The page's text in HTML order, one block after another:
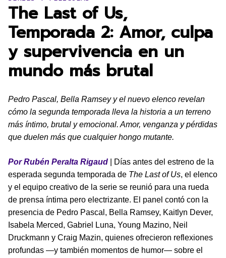
The Last of Us,
Temporada 2: Amor, culpa
y supervivencia en un
mundo más brutal
Pedro Pascal, Bella Ramsey y el nuevo elenco revelan
cómo la segunda temporada lleva la historia a un terreno
más íntimo, brutal y emocional. Amor, venganza y pérdidas
que duelen más que cualquier hongo mutante.
Por Rubén Peralta Rigaud | Días antes del estreno de la
esperada segunda temporada de The Last of Us, el elenco
y el equipo creativo de la serie se reunió para una rueda
de prensa íntima pero electrizante. El panel contó con la
presencia de Pedro Pascal, Bella Ramsey, Kaitlyn Dever,
Isabela Merced, Gabriel Luna, Young Mazino, Neil
Druckmann y Craig Mazin, quienes ofrecieron reflexiones
profundas —y también momentos de humor— sobre el